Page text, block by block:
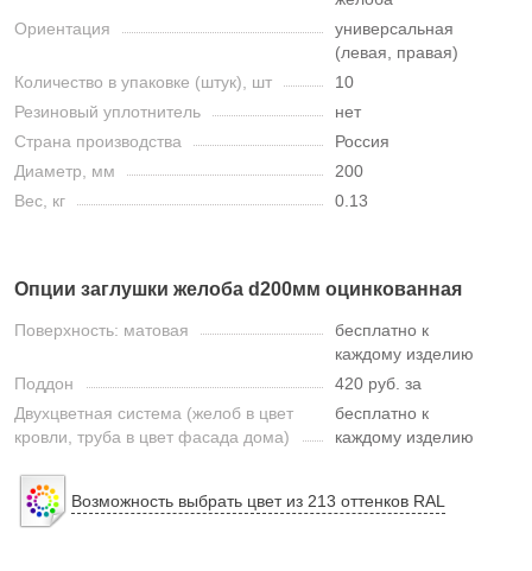
Ориентация
универсальная
(левая, правая)
Количество в упаковке (штук), шт
10
Резиновый уплотнитель
нет
Страна производства
Россия
Диаметр, мм
200
Вес, кг
0.13
Опции заглушки желоба d200мм оцинкованная
Поверхность: матовая
бесплатно к
каждому изделию
Поддон
420 руб. за
Двухцветная система (желоб в цвет
кровли, труба в цвет фасада дома)
бесплатно к
каждому изделию
Возможность выбрать цвет из 213 оттенков RAL